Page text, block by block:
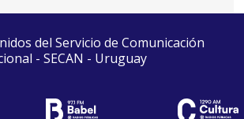
del Servicio de Comunicación
- SECAN - Uruguay